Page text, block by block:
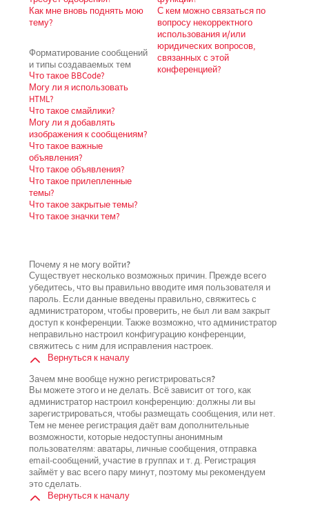
Как мне вновь поднять мою
тему?
Форматирование сообщений
и типы создаваемых тем
Что такое BBCode?
Могу ли я использовать
HTML?
Что такое смайлики?
Могу ли я добавлять
изображения к сообщениям?
Что такое важные
объявления?
Что такое объявления?
Что такое прилепленные
темы?
Что такое закрытые темы?
Что такое значки тем?
С кем можно связаться по
вопросу некорректного
использования и/или
юридических вопросов,
связанных с этой
конференцией?
Почему я не могу войти?
Существует несколько возможных причин. Прежде всего
убедитесь, что вы правильно вводите имя пользователя и
пароль. Если данные введены правильно, свяжитесь с
администратором, чтобы проверить, не был ли вам закрыт
доступ к конференции. Также возможно, что администратор
неправильно настроил конфигурацию конференции,
свяжитесь с ним для исправления настроек.
Вернуться к началу
Зачем мне вообще нужно регистрироваться?
Вы можете этого и не делать. Всё зависит от того, как
администратор настроил конференцию: должны ли вы
зарегистрироваться, чтобы размещать сообщения, или нет.
Тем не менее регистрация даёт вам дополнительные
возможности, которые недоступны анонимным
пользователям: аватары, личные сообщения, отправка
email-сообщений, участие в группах и т. д. Регистрация
займёт у вас всего пару минут, поэтому мы рекомендуем
это сделать.
Вернуться к началу